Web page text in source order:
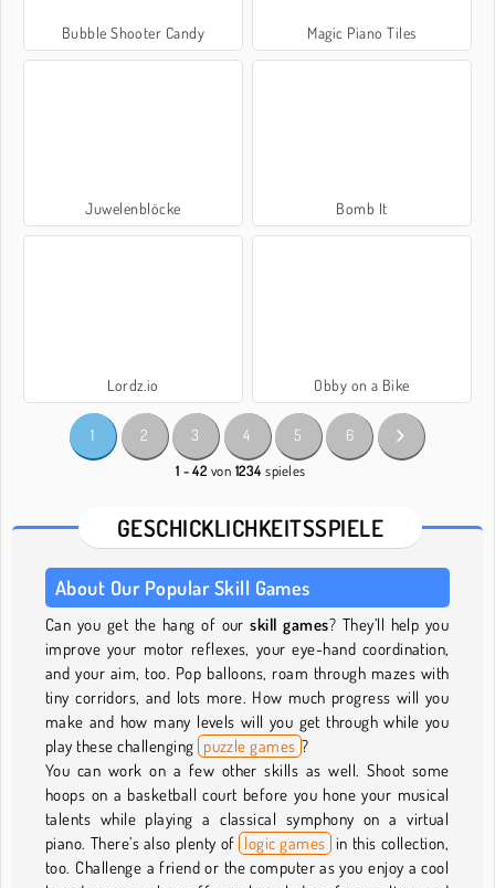
Bubble Shooter Candy Magic Piano Tiles
Juwelenblöcke Bomb It
Lordz.io Obby on a Bike
1 2 3 4 5 6
1 - 42 von 1234 spieles
GESCHICKLICHKEITSSPIELE
About Our Popular Skill Games
Can you get the hang of ourskill games? They’ll help you
improve your motor reflexes, your eye-hand coordination,
and your aim, too. Pop balloons, roam through mazes with
tiny corridors, and lots more. How much progress will you
make and how many levels will you get through while you
play these challenging puzzle games ?
You can work on a few other skills as well. Shoot some
hoops on a basketball court before you hone your musical
talents while playing a classical symphony on a virtual
piano. There’s also plenty of logic games in this collection,
too. Challenge a friend or the computer as you enjoy a cool